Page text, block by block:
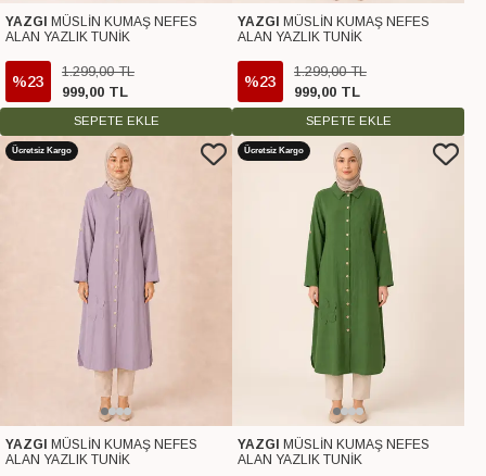
YAZGI
MÜSLİN KUMAŞ NEFES
ALAN YAZLIK TUNİK
%23
1.299,00 TL
999,00 TL
SEPETE EKLE
YAZGI
MÜSLİN KUMAŞ NEFES
ALAN YAZLIK TUNİK
%23
1.299,00 TL
999,00 TL
SEPETE EKLE
Ücretsiz Kargo
YAZGI
MÜSLİN KUMAŞ NEFES
ALAN YAZLIK TUNİK
Ücretsiz Kargo
YAZGI
MÜSLİN KUMAŞ NEFES
ALAN YAZLIK TUNİK